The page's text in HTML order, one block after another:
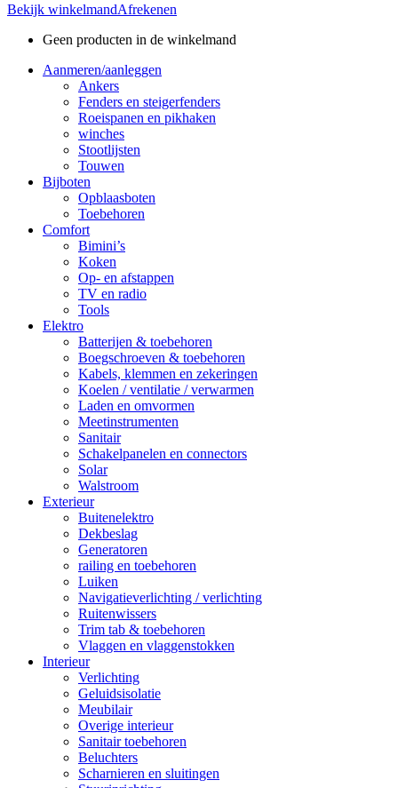
Bekijk winkelmandAfrekenen
Geen producten in de winkelmand
Aanmeren/aanleggen
Ankers
Fenders en steigerfenders
Roeispanen en pikhaken
winches
Stootlijsten
Touwen
Bijboten
Opblaasboten
Toebehoren
Comfort
Bimini’s
Koken
Op- en afstappen
TV en radio
Tools
Elektro
Batterijen & toebehoren
Boegschroeven & toebehoren
Kabels, klemmen en zekeringen
Koelen / ventilatie / verwarmen
Laden en omvormen
Meetinstrumenten
Sanitair
Schakelpanelen en connectors
Solar
Walstroom
Exterieur
Buitenelektro
Dekbeslag
Generatoren
railing en toebehoren
Luiken
Navigatieverlichting / verlichting
Ruitenwissers
Trim tab & toebehoren
Vlaggen en vlaggenstokken
Interieur
Verlichting
Geluidsisolatie
Meubilair
Overige interieur
Sanitair toebehoren
Beluchters
Scharnieren en sluitingen